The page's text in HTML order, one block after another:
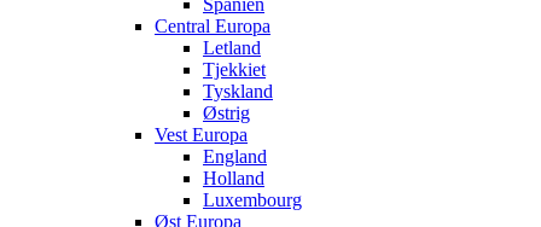
Spanien
Central Europa
Letland
Tjekkiet
Tyskland
Østrig
Vest Europa
England
Holland
Luxembourg
Øst Europa